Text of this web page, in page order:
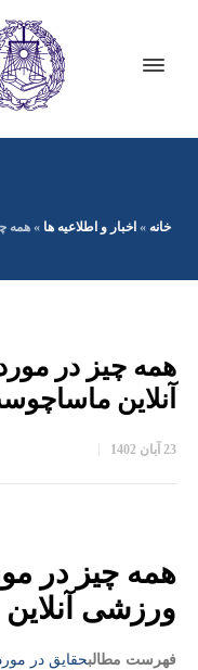
خانه » اخبار و اطلاعیه ها »همه
همه چیز در
آنلاین
23 آبان 1402
همه چیز در
ورزشی
فهرست مطالب